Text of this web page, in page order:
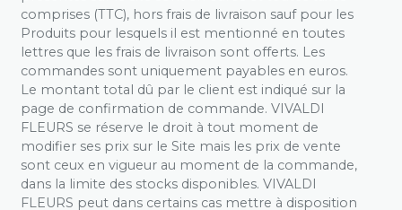
comprises (TTC), hors frais de livraison sauf pour les
Produits pour lesquels il est mentionné en toutes
lettres que les frais de livraison sont offerts. Les
commandes sont uniquement payables en euros.
Le montant total dû par le client est indiqué sur la
page de confirmation de commande. VIVALDI
FLEURS se réserve le droit à tout moment de
modifier ses prix sur le Site mais les prix de vente
sont ceux en vigueur au moment de la commande,
dans la limite des stocks disponibles. VIVALDI
FLEURS peut dans certains cas mettre à disposition